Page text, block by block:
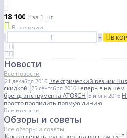
18 100 ₽за 1 шт
В наличии
-
+ В
Новости
Все новости
21 декабря 2016 Электрический резчик
скидкой! 25 сентября 2016 Теперь в нашем
бренд инструмента ATORCH 5 июня 2016
просто пропилить прямую линию
Все новости
Обзоры и советы
Все обзоры и советы